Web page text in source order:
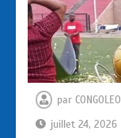
par CONGOLEO
juillet 24, 2026